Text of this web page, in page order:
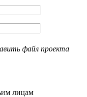
файл проекта
лицам